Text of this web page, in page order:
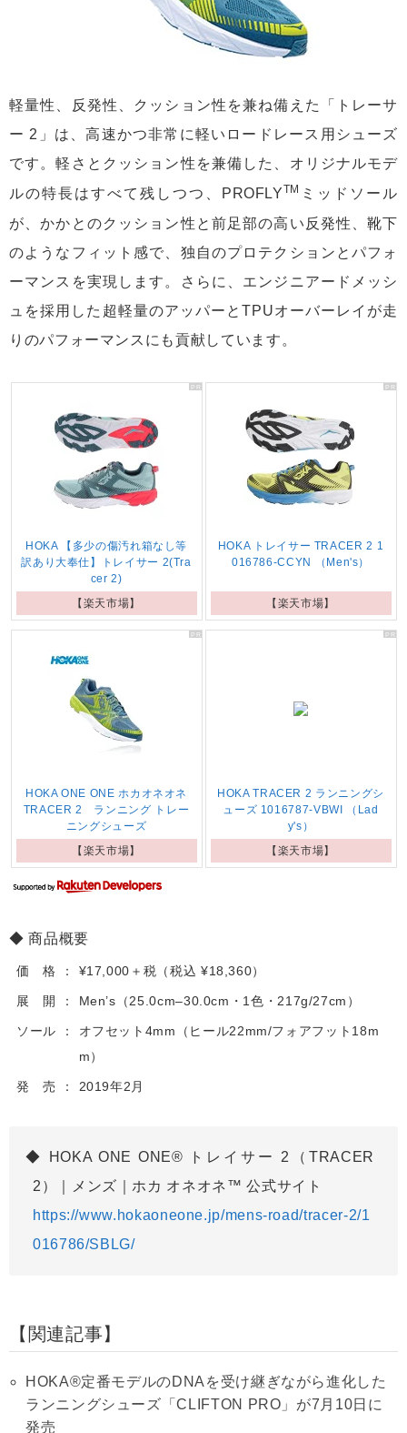
軽量性、反発性、クッション性を兼ね備えた「トレーサ
ー 2」は、高速かつ非常に軽いロードレース用シューズ
です。軽さとクッション性を兼備した、オリジナルモデ
ルの特長はすべて残しつつ、PROFLYTM ミッドソール
が、かかとのクッション性と前足部の高い反発性、靴下
のようなフィット感で、独自のプロテクションとパフォ
ーマンスを実現します。さらに、エンジニアードメッシ
ュを採用した超軽量のアッパーとTPUオーバーレイが走
りのパフォーマンスにも貢献しています。
HOKA 【多少の傷汚れ箱なし等
訳あり大奉仕】トレイサー 2(Tra
cer 2)
【楽天市場】
HOKA トレイサー TRACER 2 1
016786-CCYN （Men's）
【楽天市場】
HOKA ONE ONE ホカオネオネ
TRACER 2 ランニング トレー
ニングシューズ
【楽天市場】
HOKA TRACER 2 ランニングシ
ューズ 1016787-VBWI （Lad
y's）
【楽天市場】
商品概要
価 格 ¥17,000＋税（税込 ¥18,360）
展 開 Men’s（25.0cm–30.0cm・1色・217g/27cm）
ソール
オフセット4mm（ヒール22mm/フォアフット18m
m）
発 売 2019年2月
HOKA ONE ONE® トレイサー 2（TRACER
2）｜メンズ｜ホカ オネオネ™ 公式サイト
https://www.hokaoneone.jp/mens-road/tracer-2/1
016786/SBLG/
関連記事
HOKA®定番モデルのDNAを受け継ぎながら進化した
ランニングシューズ「CLIFTON PRO」が7月10日に
発売